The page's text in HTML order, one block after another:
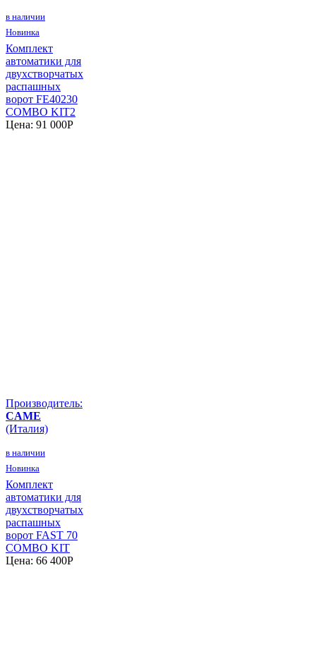
в наличии
Новинка
Комплект
автоматики для
двухстворчатых
распашных
ворот FE40230
COMBO KIT2
Цена: 91 000P
Производитель:
CAME
(Италия)
в наличии
Новинка
Комплект
автоматики для
двухстворчатых
распашных
ворот FAST 70
COMBO KIT
Цена: 66 400P